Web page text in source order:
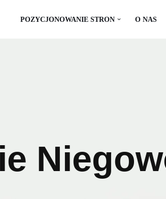
POZYCJONOWANIE STRON O NAS